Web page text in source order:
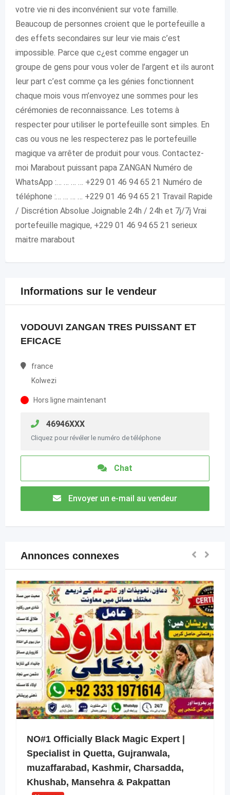
votre vie ni des inconvénient sur vote famille.
Beaucoup de personnes croient que le portefeuille a
des effets secondaires sur leur vie mais c’est
impossible. Parce que c¿est comme engager un
groupe de gens pour vous voler de l’argent et ils auront
leur part c’est comme ça les génies fonctionnent
chaque mois vous m’envoyez une sommes pour les
cérémonies de reconnaissance. Les totems à
respecter pour utiliser le portefeuille sont simples. En
cas ou vous ne les respecterez pas le portefeuille
magique va arrêter de produit pour vous. Contactez-
moi Marabout puissant papa ZANGAN Numéro de
WhatsApp :… … … … +229 01 46 94 65 21 Numéro de
téléphone :… … … … +229 01 46 94 65 21 Travail Rapide
/ Discrétion Absolue Joignable 24h / 24h et 7j/7j Vrai
portefeuille magique, +229 01 46 94 65 21 serieux
maitre marabout
Informations sur le vendeur
VODOUVI ZANGAN TRES PUISSANT ET
EFICACE
france
Kolwezi
Hors ligne maintenant
46946XXX
Cliquez pour révéler le numéro de téléphone
Chat
Envoyer un e-mail au vendeur
Annonces connexes
NO#1 Officially Black Magic Expert |
Specialist in Quetta, Gujranwala,
muzaffarabad, Kashmir, Charsadda,
Khushab, Mansehra & Pakpattan